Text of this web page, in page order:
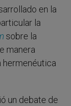
en la
la
sobre la
manera
hermenéutica
un debate de